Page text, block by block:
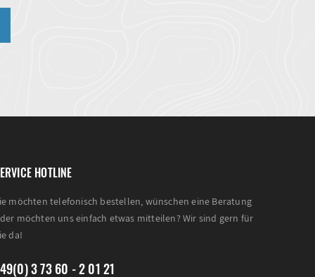
HOTLINE
möchten telefonisch bestellen, wünschen eine Beratung
möchten uns einfach etwas mitteilen? Wir sind gern für
da!
3 73 60 - 2 01 21